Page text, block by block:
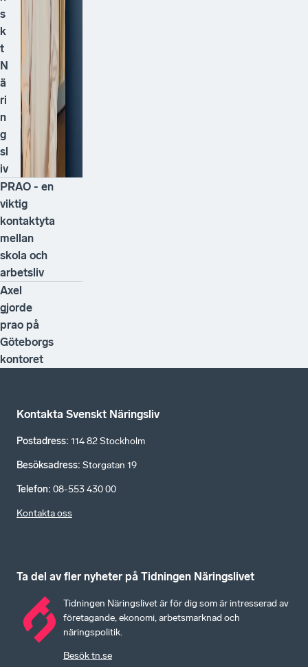
s
k
t
N
ä
ri
n
g
sl
iv
PRAO - en
viktig
kontaktyta
mellan
skola och
arbetsliv
Axel
gjorde
prao på
Göteborgs
kontoret
Kontakta Svenskt Näringsliv
Postadress: 114 82 Stockholm
Besöksadress: Storgatan 19
Telefon: 08-553 430 00
Kontakta oss
Ta del av fler nyheter på Tidningen Näringslivet
Tidningen Näringslivet är för dig som är intresserad av
företagande, ekonomi, arbetsmarknad och
näringspolitik.
Besök tn.se